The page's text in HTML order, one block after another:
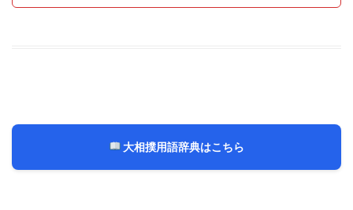
大相撲用語辞典はこちら